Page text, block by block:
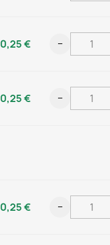
0,25 € −
0,25 € −
0,25 € −